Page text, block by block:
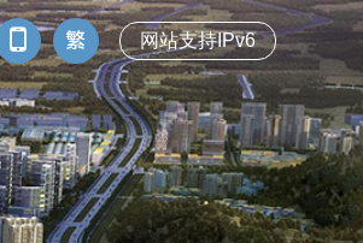
网站支持IPv6